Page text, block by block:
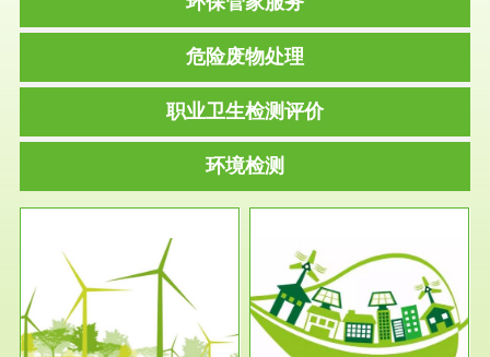
危险废物处理
职业卫生检测评价
环境检测
服务范围
环保竣工验收